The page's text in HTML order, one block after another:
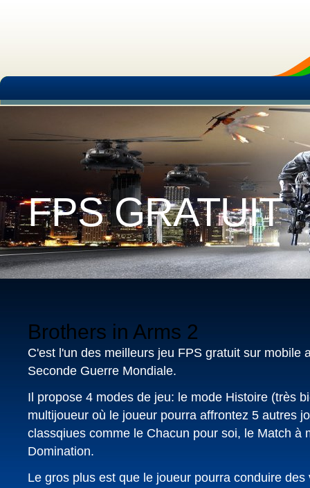
FPS GRATUIT
Brothers in Arms 2
C'est l'un des meilleurs jeu FPS gratuit sur mobile
Seconde Guerre Mondiale.
Il propose 4 modes de jeu: le mode Histoire (très
multijoueur où le joueur pourra affrontez 5 autres
classqiues comme le Chacun pour soi, le Match à
Domination.
Le gros plus est que le joueur pourra conduire